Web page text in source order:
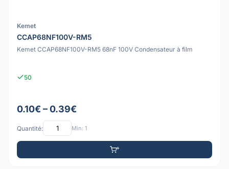
Kemet
CCAP68NF100V-RM5
Kemet CCAP68NF100V-RM5 68nF 100V Condensateur à film
50
0.10€ – 0.39€
Quantité: Min: 1